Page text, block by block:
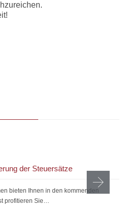
der Steuersätze
bieten Ihnen in den kommenden
profitieren Sie…